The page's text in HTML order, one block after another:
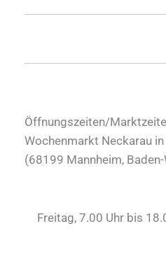
Öffnungszeiten/
Wochenmarkt Neckarau
(68199 Mannheim,
Freitag, 7.00 Uhr bis